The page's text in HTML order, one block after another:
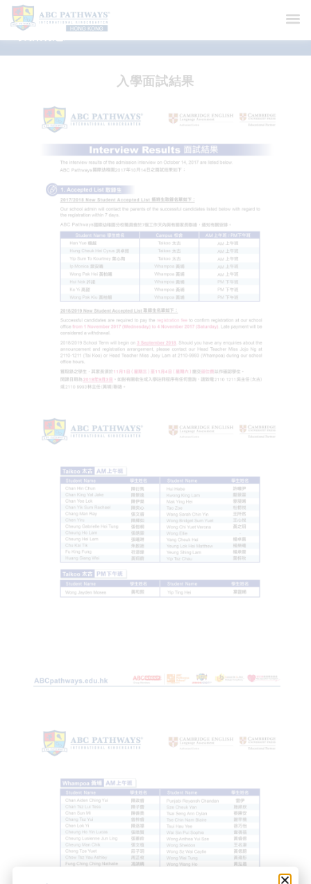
最新消息
入學面試結果